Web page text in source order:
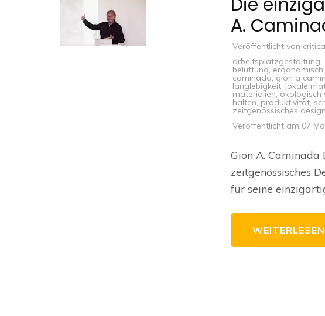
A.
Veröffentlicht von
arbeitsplatzgestaltung,
belüftung,
caminada, gion a
langlebigkeit, lokale
materialien, ökologisch
halten, produktivität,
zeitgenössisches design
Veröffentlicht am 07
Gion A.
zeitgenössisches
für seine
WEITERLESEN